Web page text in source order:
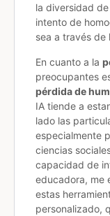
la diversidad
intento de
sea a través de
En cuanto a la
preocupantes
pérdida de
IA tiende a
lado las
especialmente
ciencias
capacidad de
educadora, me
estas
personalizado,